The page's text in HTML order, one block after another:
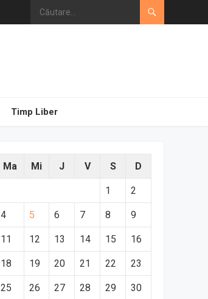
Timp Liber
Ma Mi J V S D
1 2
4 5 6 7 8 9
11 12 13 14 15 16
18 19 20 21 22 23
25 26 27 28 29 30